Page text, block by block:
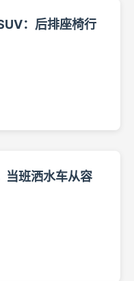
：后排座椅行
当班洒水车从容